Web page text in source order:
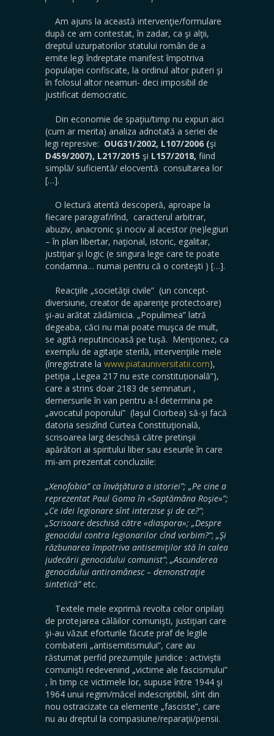
Am ajuns la această intervenţie/formulare
după ce am contestat, în zadar, ca şi alţii,
dreptul uzurpatorilor statului român de a
emite legi îndreptate manifest împotriva
populaţiei confiscate, la ordinul altor puteri şi
în folosul altor neamuri- deci imposibil de
justificat democratic.
Din economie de spaţiu/timp nu expun aici
(cum ar merita) analiza adnotată a seriei de
legi represive: OUG31/2002, L107/2006 (şi
D459/2007), L217/2015 şi L157/2018, fiind
simplă/ suficientă/ elocventă consultarea lor
[…].
O lectură atentă descoperă, aproape la
fiecare paragraf/rînd, caracterul arbitrar,
abuziv, anacronic şi nociv al acestor (ne)legiuri
– în plan libertar, naţional, istoric, egalitar,
justiţiar şi logic (e singura lege care te poate
condamna… numai pentru că o conteşti ) […].
Reacţiile „societăţii civile” (un concept-
diversiune, creator de aparenţe protectoare)
şi-au arătat zădărnicia. „Populimea” latră
degeaba, căci nu mai poate muşca de mult,
se agită neputincioasă pe tuşă. Menţionez, ca
exemplu de agitaţie sterilă, intervenţiile mele
(înregistrate la www.piatauniversitatii.com),
petiţia „Legea 217 nu este constituțională”),
care a strins doar 2183 de semnaturi ,
demersurile în van pentru a-l determina pe
„avocatul poporului” (laşul Ciorbea) să-şi facă
datoria sesizînd Curtea Constituţională,
scrisoarea larg deschisă către pretinşii
apărători ai spiritului liber sau eseurile în care
mi-am prezentat concluziile:
„Xenofobia” ca învăţătura a istoriei”; „Pe cine a
reprezentat Paul Goma în «Saptămâna Roşie»”;
„Ce idei legionare sînt interzise şi de ce?”;
„Scrisoare deschisă către «diaspora»; „Despre
genocidul contra legionarilor cînd vorbim?”; „Şi
răzbunarea împotriva antisemiţilor stă în calea
judecării genocidului comunist”; „Ascunderea
genocidului antiromânesc – demonstraţie
sintetică”etc.
Textele mele exprimă revolta celor oripilaţi
de protejarea călăilor comunişti, justiţiari care
şi-au văzut eforturile făcute praf de legile
combaterii „antisemitismului”, care au
răsturnat perfid prezumţiile juridice : activiştii
comunişti redevenind „victime ale fascismului”
, în timp ce victimele lor, supuse între 1944 şi
1964 unui regim/măcel indescriptibil, sînt din
nou ostracizate ca elemente „fasciste”, care
nu au dreptul la compasiune/reparaţii/pensii.